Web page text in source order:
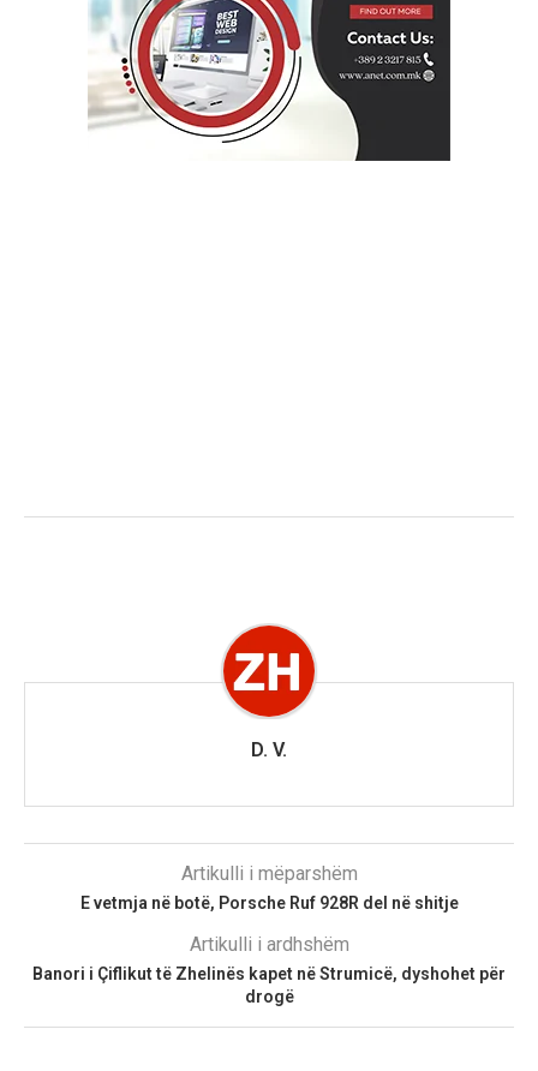
D. V.
Artikulli i mëparshëm
E vetmja në botë, Porsche Ruf 928R del në shitje
Artikulli i ardhshëm
Banori i Çiflikut të Zhelinës kapet në Strumicë, dyshohet për
drogë